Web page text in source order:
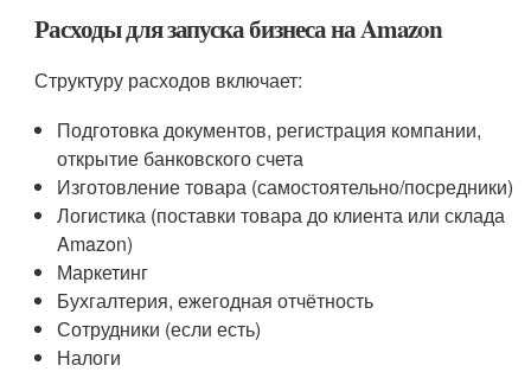
Расходы для запуска бизнеса на Amazon
Структуру расходов включает:
Подготовка документов, регистрация компании,
открытие банковского счета
Изготовление товара (самостоятельно/посредники)
Логистика (поставки товара до клиента или склада
Amazon)
Маркетинг
Бухгалтерия, ежегодная отчётность
Сотрудники (если есть)
Налоги